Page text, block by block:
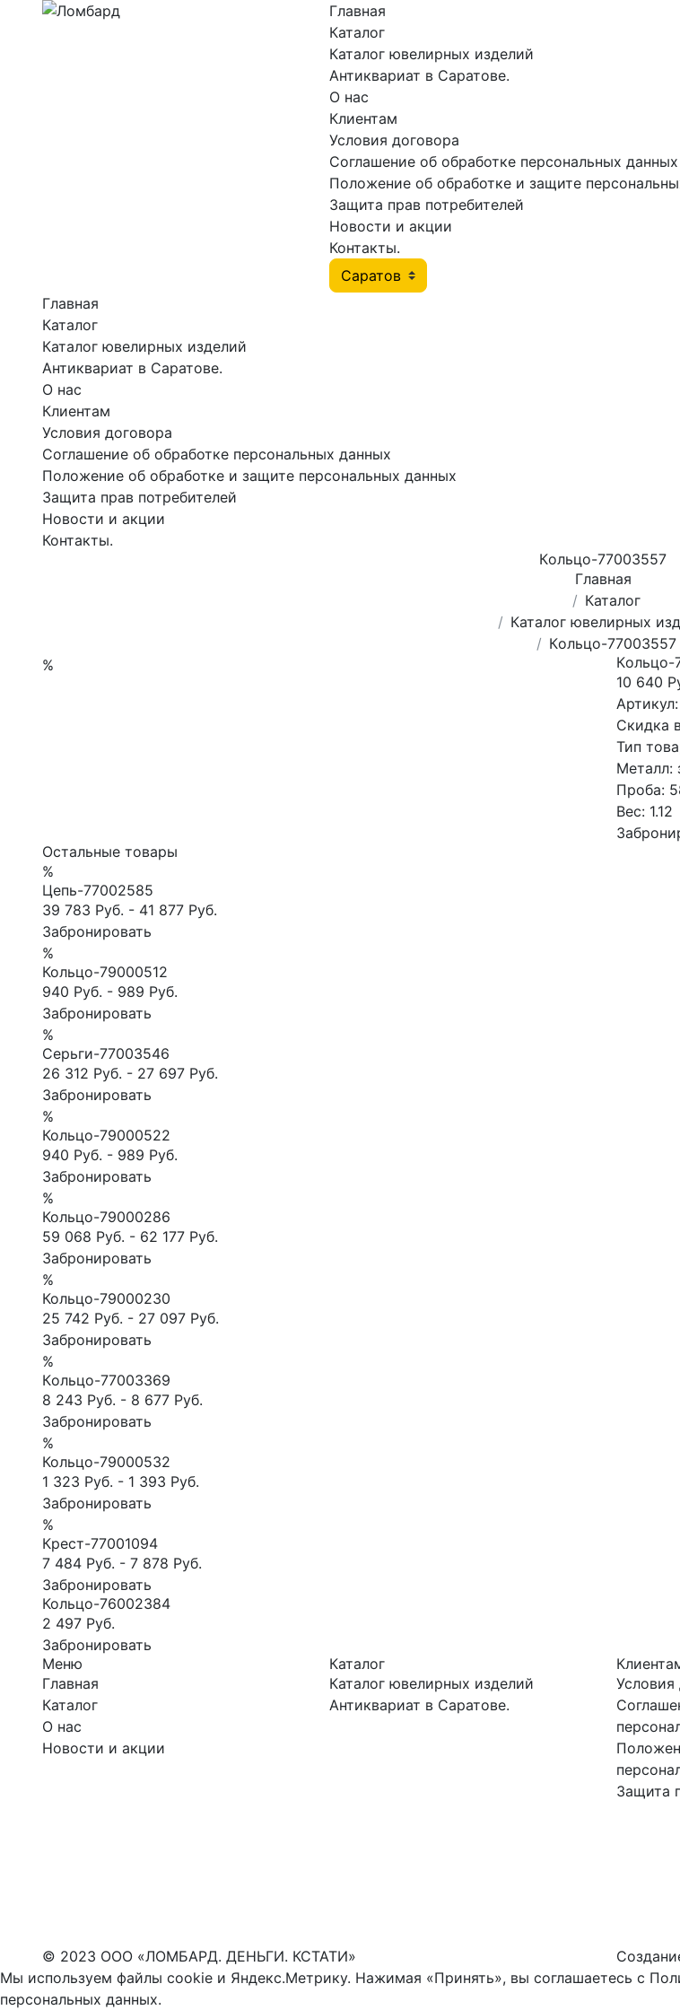
Главная
Каталог
Каталог ювелирных изделий
Антиквариат в Саратове.
О нас
Клиентам
Условия договора
Соглашение об обработке персональных данных
Положение об обработке и защите
Защита прав потребителей
Новости и акции
Контакты.
Главная
Каталог
Каталог ювелирных изделий
Антиквариат в Саратове.
О нас
Клиентам
Условия договора
Соглашение об обработке персональных данных
Положение об обработке и защите персональных данных
Защита прав потребителей
Новости и акции
Контакты.
Кoльцо-77003557
Главная
Каталог
Каталог ювелирных
Кoльцо-77003557
%
Кoльцо-
10 640
Артикул:
Скидка
Тип
Металл:
Проба:
Вес: 1.12
Остальные товары
%
Цепь-77002585
39 783 Руб. - 41 877 Руб.
Забронировать
%
Кольцо-79000512
940 Руб. - 989 Руб.
Забронировать
%
Сеpьги-77003546
26 312 Руб. - 27 697 Руб.
Забронировать
%
Кольцо-79000522
940 Руб. - 989 Руб.
Забронировать
%
Кольцо-79000286
59 068 Руб. - 62 177 Руб.
Забронировать
%
Кольцо-79000230
25 742 Руб. - 27 097 Руб.
Забронировать
%
Кoльцо-77003369
8 243 Руб. - 8 677 Руб.
Забронировать
%
Кольцо-79000532
1 323 Руб. - 1 393 Руб.
Забронировать
%
Крест-77001094
7 484 Руб. - 7 878 Руб.
Забронировать
Кольцо-76002384
2 497 Руб.
Забронировать
Меню
Главная
Каталог
О нас
Новости и акции
Каталог
Каталог ювелирных изделий
Антиквариат в Саратове.
Условия
Защита
© 2023 ООО «ЛОМБАРД. ДЕНЬГИ. КСТАТИ»
Мы используем файлы cookie и Яндекс.Метрику. Нажимая «Принять», вы соглашаетесь с
персональных данных.